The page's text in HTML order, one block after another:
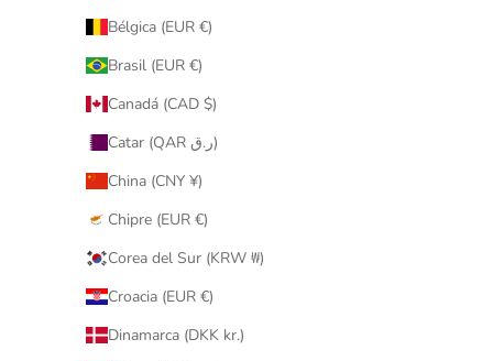
Bélgica (EUR €)
Brasil (EUR €)
Canadá (CAD $)
Catar (QAR ر.ق)
China (CNY ¥)
Chipre (EUR €)
Corea del Sur (KRW ₩)
Croacia (EUR €)
Dinamarca (DKK kr.)